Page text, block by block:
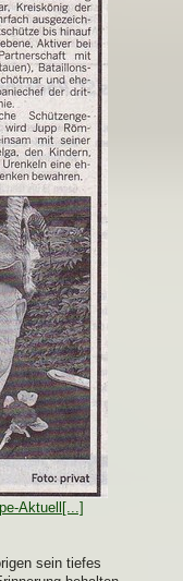
Aktuell[...]
sein tiefes